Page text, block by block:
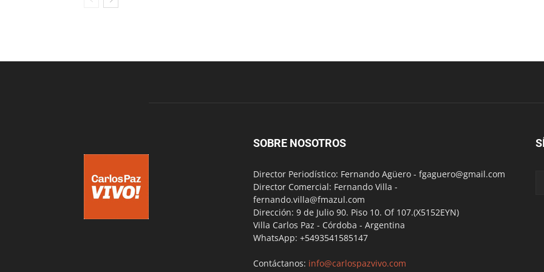
SOBRE NOSOTROS
Director Periodístico: Fernando Agüero - fgaguero@gmail.com
Director Comercial: Fernando Villa -
fernando.villa@fmazul.com
Dirección: 9 de Julio 90. Piso 10. Of 107.(X5152EYN)
Villa Carlos Paz - Córdoba - Argentina
WhatsApp: +5493541585147
Contáctanos: info@carlospazvivo.com